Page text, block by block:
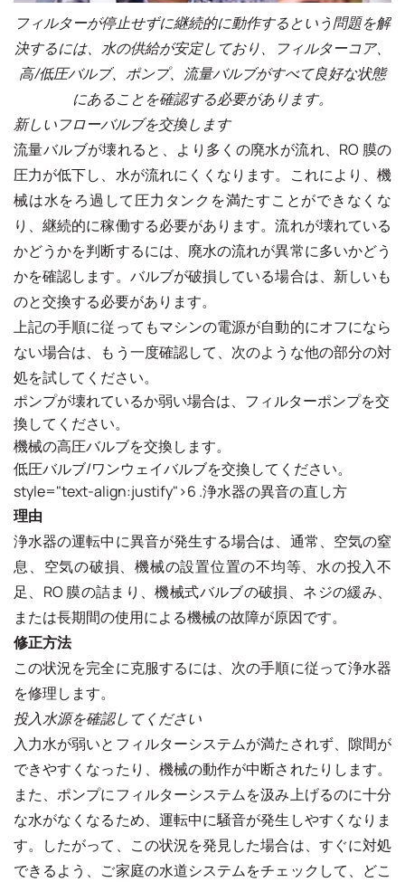
フィルターが停止せずに継続的に動作するという問題を解
決するには、水の供給が安定しており、フィルターコア、
高/低圧バルブ、ポンプ、流量バルブがすべて良好な状態
にあることを確認する必要があります。
新しいフローバルブを交換します
流量バルブが壊れると、より多くの廃水が流れ、RO 膜の
圧力が低下し、水が流れにくくなります。これにより、機
械は水をろ過して圧力タンクを満たすことができなくな
り、継続的に稼働する必要があります。流れが壊れている
かどうかを判断するには、廃水の流れが異常に多いかどう
かを確認します。バルブが破損している場合は、新しいも
のと交換する必要があります。
上記の手順に従ってもマシンの電源が自動的にオフになら
ない場合は、もう一度確認して、次のような他の部分の対
処を試してください。
ポンプが壊れているか弱い場合は、フィルターポンプを交
換してください。
機械の高圧バルブを交換します。
低圧バルブ/ワンウェイバルブを交換してください。
style="text-align:justify">6 .浄水器の異音の直し方
理由
浄水器の運転中に異音が発生する場合は、通常、空気の窒
息、空気の破損、機械の設置位置の不均等、水の投入不
足、RO 膜の詰まり、機械式バルブの破損、ネジの緩み、
または長期間の使用による機械の故障が原因です。
修正方法
この状況を完全に克服するには、次の手順に従って浄水器
を修理します。
投入水源を確認してください
入力水が弱いとフィルターシステムが満たされず、隙間が
できやすくなったり、機械の動作が中断されたりします。
また、ポンプにフィルターシステムを汲み上げるのに十分
な水がなくなるため、運転中に騒音が発生しやすくなりま
す。したがって、この状況を発見した場合は、すぐに対処
できるよう、ご家庭の水道システムをチェックして、どこ